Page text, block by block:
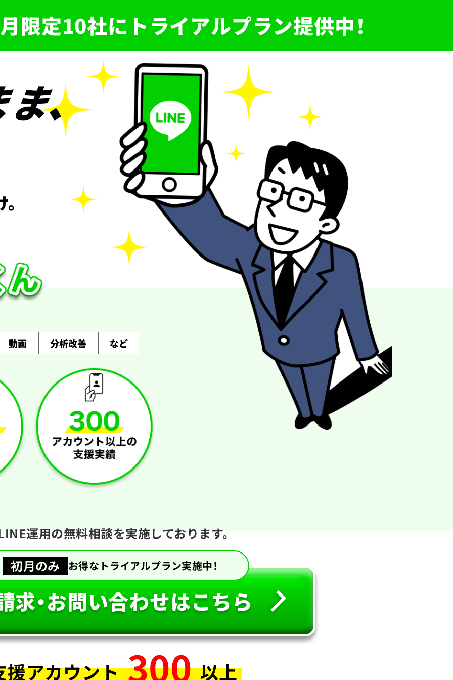
限定10社に トライアルプラン提供中！
、
動画 分析改善 など
運用の無料相談を実施しております。
初月のみ
お得な トライアルプラン実施中！
求・お問い合わせはこちら
援アカウント 300 以上